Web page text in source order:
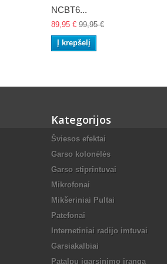
NCBT6...
89,95 € 99,95 €
Į krepšelį
Kategorijos
Šviesos efektai
Garso kolonėlės
Garso stiprintuvai
Mikrofonai
Mikšeriniai Pultai
Patefonai
Internetiniai radijo imtuvai
Garsiakalbiai
Patalpų įgarsinimo įranga